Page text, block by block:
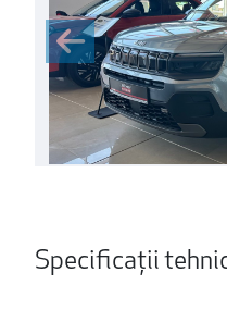
Specificații